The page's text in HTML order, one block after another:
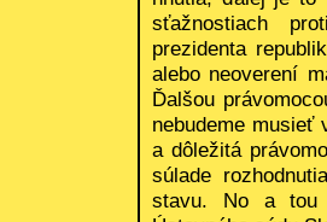
sťažnostiach
prezidenta
alebo neoverení
Ďalšou
nebudeme musieť
a dôležitá
súlade
stavu. No a tou